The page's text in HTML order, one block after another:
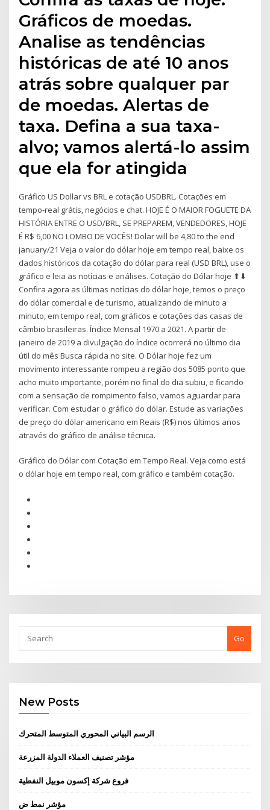
Gráficos de moedas.
Analise as tendências
históricas de até 10 anos
atrás sobre qualquer par
de moedas. Alertas de
taxa. Defina a sua taxa-
alvo; vamos alertá-lo assim
que ela for atingida
Gráfico US Dollar vs BRL e cotação USDBRL. Cotações em
tempo-real grátis, negócios e chat. HOJE É O MAIOR FOGUETE DA
HISTÓRIA ENTRE O USD/BRL, SE PREPAREM, VENDEDORES, HOJE
É R$ 6,00 NO LOMBO DE VOCÊS! Dolar will be 4,80 to the end
january/21 Veja o valor do dólar hoje em tempo real, baixe os
dados históricos da cotação do dólar para real (USD BRL), use o
gráfico e leia as notícias e análises. Cotação do Dólar hoje ⬆⬇
Confira agora as últimas notícias do dólar hoje, temos o preço
do dólar comercial e de turismo, atualizando de minuto a
minuto, em tempo real, com gráficos e cotações das casas de
câmbio brasileiras. Índice Mensal 1970 a 2021. A partir de
janeiro de 2019 a divulgação do índice ocorrerá no último dia
útil do mês Busca rápida no site. O Dólar hoje fez um
movimento interessante rompeu a região dos 5085 ponto que
acho muito importante, porém no final do dia subiu, e ficando
com a sensação de rompimento falso, vamos aguardar para
verificar. Com estudar o gráfico do dólar. Estude as variações
de preço do dólar americano em Reais (R$) nos últimos anos
através do gráfico de análise técnica.
Gráfico do Dólar com Cotação em Tempo Real. Veja como está
o dólar hoje em tempo real, com gráfico e também cotação.
Go
New Posts
الرسم البياني المحوري المتوسط ​​المتحرك
مؤشر تصنيف العملاء الدولة المزرعة
فروع شركة إكسون موبيل النفطية
مؤشر نمط ض